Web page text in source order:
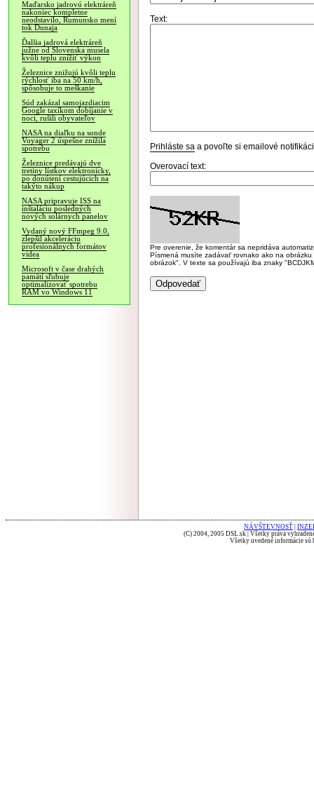
Maďarsko jadrovú elektráreň
nakoniec kompletne
neodstavilo, Rumunsko mení
tok Dunaja
Ďalšia jadrová elektráreň
južne od Slovenska musela
kvôli teplu znížiť výkon
Železnice znižujú kvôli teplu
rýchlosť iba na 50 km/h,
spôsobuje to meškanie
Súd zakázal samojazdiacim
Google taxíkom dobíjanie v
noci, rušili obyvateľov
NASA na diaľku na sonde
Voyager 2 úspešne znížila
spotrebu
Železnice predávajú dve
tretiny lístkov elektronicky,
po donútení cestujúcich na
takýto nákup
NASA pripravuje ISS na
inštaláciu posledných
nových solárnych panelov
Vydaný nový FFmpeg 9.0,
zlepšil akceleráciu
profesionálnych formátov
videa
Microsoft v čase drahých
pamätí sľubuje
optimalizovať spotrebu
RAM vo Windows 11
Text:
Prihláste sa a povoľte si emailové
Overovací text:
Pre overenie, že komentár sa nepridáva
Písmená musíte zadávať rovnako ako na
obrázok". V texte sa používajú iba znaky
NÁVŠTEVNOSŤ
(C) 2004, 2005 DSL.sk | Všetky práva
Všetky uvedené informácie sú